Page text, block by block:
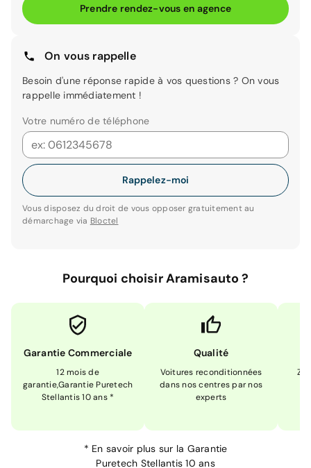
Prendre rendez-vous en agence
On vous rappelle
Besoin d'une réponse rapide à vos questions ? On vous
rappelle immédiatement !
Votre numéro de téléphone
Rappelez-moi
Vous disposez du droit de vous opposer gratuitement au
démarchage via Bloctel
Pourquoi choisir Aramisauto ?
Garantie Commerciale
12 mois de
garantie,Garantie Puretech
Stellantis 10 ans *
Qualité
Voitures reconditionnées
dans nos centres par nos
experts
* En savoir plus sur la Garantie
Puretech Stellantis 10 ans